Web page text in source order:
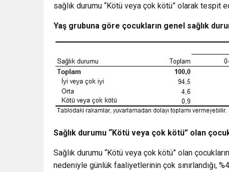
sağlık durumu “Kötü veya çok kötü” olarak tespit
Yaş grubuna göre çocukların genel sağlık
Sağlık durumu “Kötü veya çok kötü” olan
Sağlık durumu “Kötü veya çok kötü” olan
nedeniyle günlük faaliyetlerinin çok sınırlandığı,